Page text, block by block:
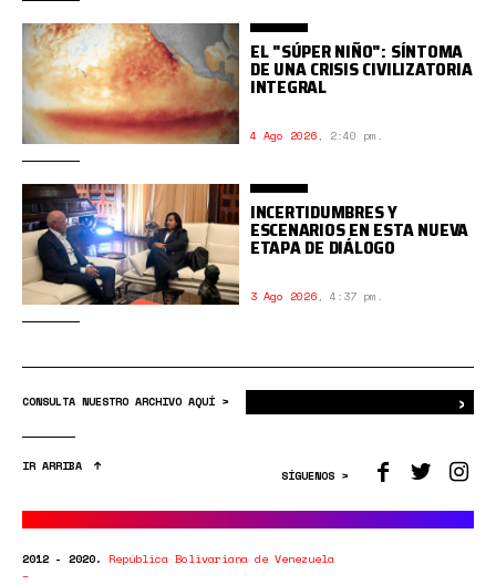
EL "SÚPER NIÑO": SÍNTOMA
DE UNA CRISIS CIVILIZATORIA
INTEGRAL
4 Ago 2026, 2:40 pm.
INCERTIDUMBRES Y
ESCENARIOS EN ESTA NUEVA
ETAPA DE DIÁLOGO
3 Ago 2026, 4:37 pm.
CONSULTA NUESTRO ARCHIVO AQUÍ > ›
IR ARRIBA
SÍGUENOS >
2012 - 2020. República Bolivariana de Venezuela